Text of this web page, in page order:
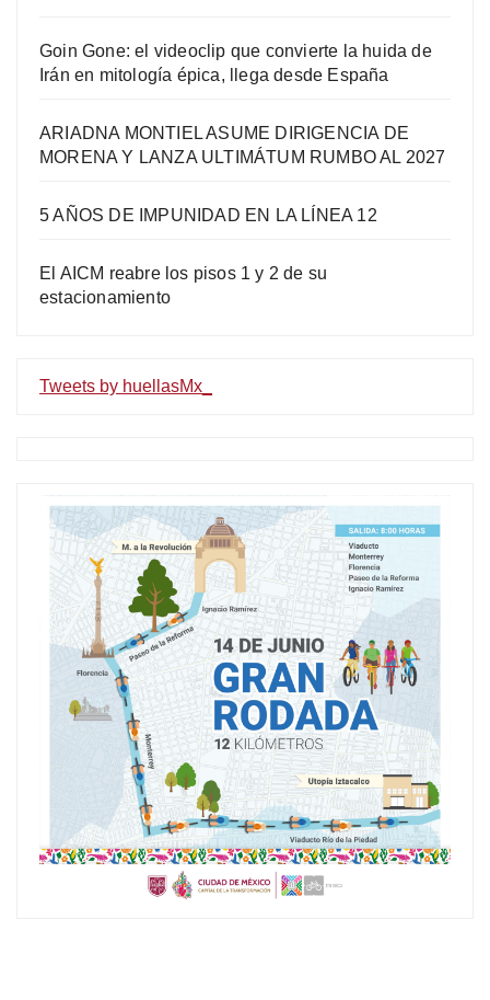
Goin Gone: el videoclip que convierte la huida de
Irán en mitología épica, llega desde España
ARIADNA MONTIEL ASUME DIRIGENCIA DE
MORENA Y LANZA ULTIMÁTUM RUMBO AL 2027
5 AÑOS DE IMPUNIDAD EN LA LÍNEA 12
El AICM reabre los pisos 1 y 2 de su
estacionamiento
Tweets by huellasMx_